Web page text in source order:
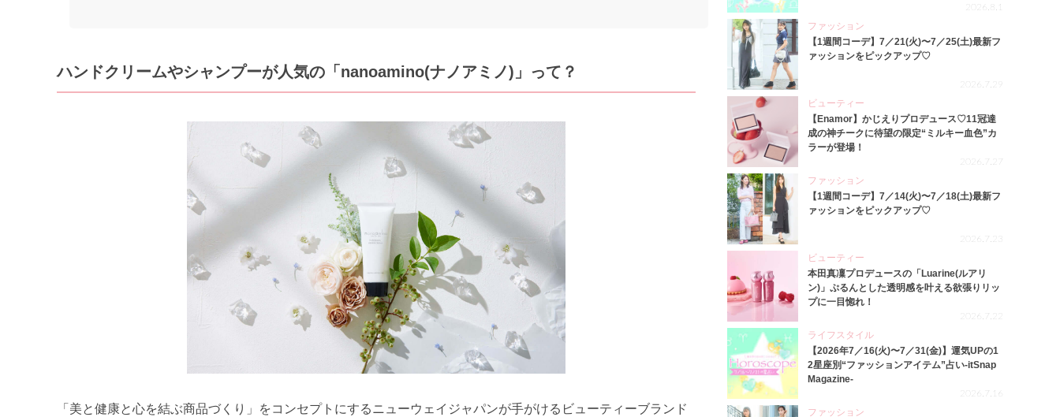
ハンドクリームやシャンプーが人気の「nanoamino(ナノアミノ)」って？
「美と健康と心を結ぶ商品づくり」をコンセプトにするニューウェイジャパンが手がけるビューティーブランド
2026.8.1
ファッション
【1週間コーデ】7／21(火)〜7／25(土)最新フ
ァッションをピックアップ♡
2026.7.29
ビューティー
【Enamor】かじえりプロデュース♡11冠達
成の神チークに待望の限定“ミルキー血色”カ
ラーが登場！
2026.7.27
ファッション
【1週間コーデ】7／14(火)〜7／18(土)最新フ
ァッションをピックアップ♡
2026.7.23
ビューティー
本田真凜プロデュースの「Luarine(ルアリ
ン)」ぷるんとした透明感を叶える欲張りリッ
プに一目惚れ！
2026.7.22
ライフスタイル
【2026年7／16(火)〜7／31(金)】運気UPの1
2星座別“ファッションアイテム”占い-itSnap
Magazine-
2026.7.16
ファッション